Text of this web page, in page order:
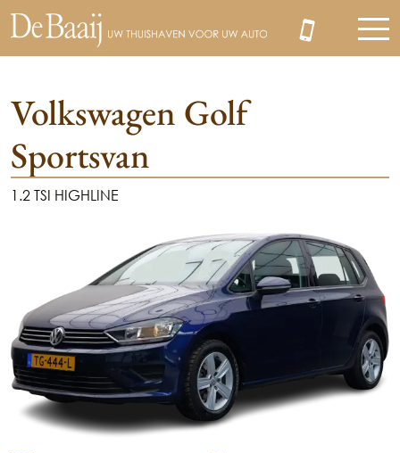
Volkswagen Golf
Sportsvan
1.2 TSI HIGHLINE